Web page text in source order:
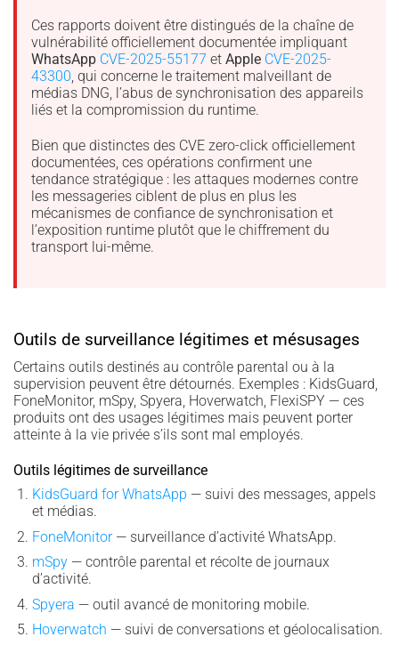
Ces rapports doivent être distingués de la chaîne de
vulnérabilité officiellement documentée impliquant
WhatsApp CVE-2025-55177 et Apple CVE-2025-
43300, qui concerne le traitement malveillant de
médias DNG, l’abus de synchronisation des appareils
liés et la compromission du runtime.
Bien que distinctes des CVE zero-click officiellement
documentées, ces opérations confirment une
tendance stratégique : les attaques modernes contre
les messageries ciblent de plus en plus les
mécanismes de confiance de synchronisation et
l’exposition runtime plutôt que le chiffrement du
transport lui-même.
Outils de surveillance légitimes et mésusages
Certains outils destinés au contrôle parental ou à la
supervision peuvent être détournés. Exemples : KidsGuard,
FoneMonitor, mSpy, Spyera, Hoverwatch, FlexiSPY — ces
produits ont des usages légitimes mais peuvent porter
atteinte à la vie privée s’ils sont mal employés.
Outils légitimes de surveillance
KidsGuard for WhatsApp — suivi des messages, appels
et médias.
FoneMonitor— surveillance d’activité WhatsApp.
mSpy— contrôle parental et récolte de journaux
d’activité.
Spyera — outil avancé de monitoring mobile.
Hoverwatch — suivi de conversations et géolocalisation.